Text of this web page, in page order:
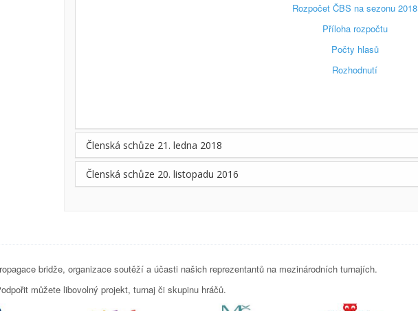
Rozpočet ČBS na sezonu 2018
Příloha rozpočtu
Počty hlasů
Rozhodnutí
Členská schůze 21. ledna 2018
Členská schůze 20. listopadu 2016
bridže, organizace soutěží a účasti našich reprezentantů na mezinárodních turnajích.
můžete libovolný projekt, turnaj či skupinu hráčů.